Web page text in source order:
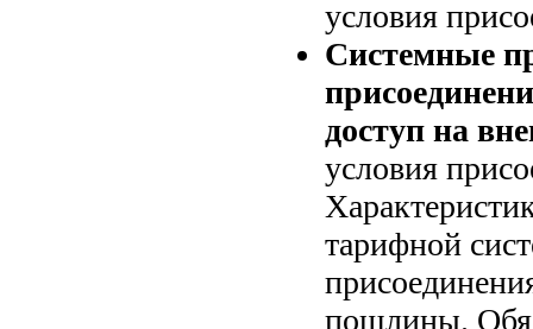
условия
Системные
доступ на
условия
тарифной
пошлины.